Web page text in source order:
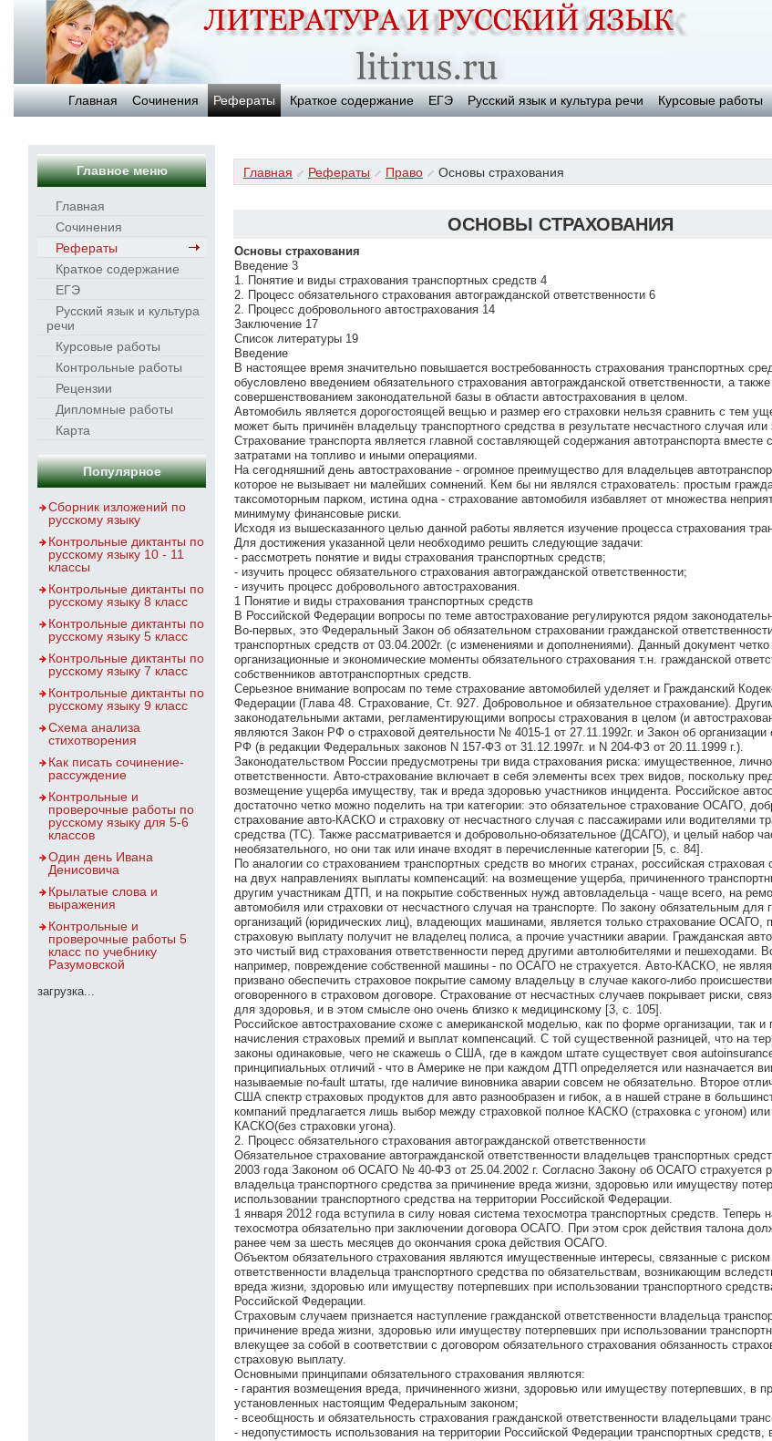
Главная Сочинения Рефераты Краткое содержание ЕГЭ Русский язык и культура речи Курсовые работы
Главное меню
Главная
Сочинения
Рефераты
Краткое содержание
ЕГЭ
Русский язык и культура
речи
Курсовые работы
Контрольные работы
Рецензии
Дипломные работы
Карта
Популярное
Сборник изложений по
русскому языку
Контрольные диктанты по
русскому языку 10 - 11
классы
Контрольные диктанты по
русскому языку 8 класс
Контрольные диктанты по
русскому языку 5 класс
Контрольные диктанты по
русскому языку 7 класс
Контрольные диктанты по
русскому языку 9 класс
Схема анализа
стихотворения
Как писать сочинение-
рассуждение
Контрольные и
проверочные работы по
русскому языку для 5-6
классов
Один день Ивана
Денисовича
Крылатые слова и
выражения
Контрольные и
проверочные работы 5
класс по учебнику
Разумовской
загрузка...
Главная Рефераты Право Основы страхования
ОСНОВЫ СТРАХОВАНИЯ
Основы страхования
Введение 3
1. Понятие и виды страхования транспортных средств 4
2. Процесс обязательного страхования автогражданской ответственности 6
2. Процесс добровольного автострахования 14
Заключение 17
Список литературы 19
Введение
В настоящее время значительно повышается востребованность страхования транспортных
обусловлено введением обязательного страхования автогражданской ответственности, а также
совершенствованием законодательной базы в области автострахования в целом.
Автомобиль является дорогостоящей вещью и размер его страховки нельзя сравнить с тем
может быть причинён владельцу транспортного средства в результате несчастного случая
Страхование транспорта является главной составляющей содержания автотранспорта вместе
затратами на топливо и иными операциями.
На сегодняшний день автострахование - огромное преимущество для владельцев
которое не вызывает ни малейших сомнений. Кем бы ни являлся страхователь: простым
таксомоторным парком, истина одна - страхование автомобиля избавляет от множества
минимуму финансовые риски.
Исходя из вышесказанного целью данной работы является изучение процесса страхования
Для достижения указанной цели необходимо решить следующие задачи:
- рассмотреть понятие и виды страхования транспортных средств;
- изучить процесс обязательного страхования автогражданской ответственности;
- изучить процесс добровольного автострахования.
1 Понятие и виды страхования транспортных средств
В Российской Федерации вопросы по теме автострахование регулируются рядом
Во-первых, это Федеральный Закон об обязательном страховании гражданской
транспортных средств от 03.04.2002г. (с изменениями и дополнениями). Данный документ четко
организационные и экономические моменты обязательного страхования т.н. гражданской
собственников автотранспортных средств.
Серьезное внимание вопросам по теме страхование автомобилей уделяет и Гражданский
Федерации (Глава 48. Страхование, Ст. 927. Добровольное и обязательное страхование).
законодательными актами, регламентирующими вопросы страхования в целом (и
являются Закон РФ о страховой деятельности № 4015-1 от 27.11.1992г. и Закон об организации
РФ (в редакции Федеральных законов N 157-ФЗ от 31.12.1997г. и N 204-ФЗ от 20.11.1999 г.).
Законодательством России предусмотрены три вида страхования риска: имущественное,
ответственности. Авто-страхование включает в себя элементы всех трех видов, поскольку
возмещение ущерба имуществу, так и вреда здоровью участников инцидента. Российское
достаточно четко можно поделить на три категории: это обязательное страхование ОСАГО,
страхование авто-КАСКО и страховку от несчастного случая с пассажирами или водителями
средства (ТС). Также рассматривается и добровольно-обязательное (ДСАГО), и целый набор
необязательного, но они так или иначе входят в перечисленные категории [5, с. 84].
По аналогии со страхованием транспортных средств во многих странах, российская страховая
на двух направлениях выплаты компенсаций: на возмещение ущерба, причиненного
другим участникам ДТП, и на покрытие собственных нужд автовладельца - чаще всего, на
автомобиля или страховки от несчастного случая на транспорте. По закону обязательным для
организаций (юридических лиц), владеющих машинами, является только страхование ОСАГО,
страховую выплату получит не владелец полиса, а прочие участники аварии. Гражданская
это чистый вид страхования ответственности перед другими автолюбителями и пешеходами.
например, повреждение собственной машины - по ОСАГО не страхуется. Авто-КАСКО, не
призвано обеспечить страховое покрытие самому владельцу в случае какого-либо
оговоренного в страховом договоре. Страхование от несчастных случаев покрывает риски,
для здоровья, и в этом смысле оно очень близко к медицинскому [3, с. 105].
Российское автострахование схоже с американской моделью, как по форме организации, так и
начисления страховых премий и выплат компенсаций. С той существенной разницей, что на
законы одинаковые, чего не скажешь о США, где в каждом штате существует своя
принципиальных отличий - что в Америке не при каждом ДТП определяется или назначается
называемые no-fault штаты, где наличие виновника аварии совсем не обязательно. Второе
США спектр страховых продуктов для авто разнообразен и гибок, а в нашей стране в
компаний предлагается лишь выбор между страховкой полное КАСКО (страховка с угоном) или
КАСКО(без страховки угона).
2. Процесс обязательного страхования автогражданской ответственности
Обязательное страхование автогражданской ответственности владельцев транспортных
2003 года Законом об ОСАГО № 40-ФЗ от 25.04.2002 г. Согласно Закону об ОСАГО страхуется
владельца транспортного средства за причинение вреда жизни, здоровью или имуществу
использовании транспортного средства на территории Российской Федерации.
1 января 2012 года вступила в силу новая система техосмотра транспортных средств. Теперь
техосмотра обязательно при заключении договора ОСАГО. При этом срок действия талона
ранее чем за шесть месяцев до окончания срока действия ОСАГО.
Объектом обязательного страхования являются имущественные интересы, связанные с
ответственности владельца транспортного средства по обязательствам, возникающим
вреда жизни, здоровью или имуществу потерпевших при использовании транспортного
Российской Федерации.
Страховым случаем признается наступление гражданской ответственности владельца
причинение вреда жизни, здоровью или имуществу потерпевших при использовании
влекущее за собой в соответствии с договором обязательного страхования обязанность
страховую выплату.
Основными принципами обязательного страхования являются:
- гарантия возмещения вреда, причиненного жизни, здоровью или имуществу потерпевших, в
установленных настоящим Федеральным законом;
- всеобщность и обязательность страхования гражданской ответственности владельцами
- недопустимость использования на территории Российской Федерации транспортных средств,